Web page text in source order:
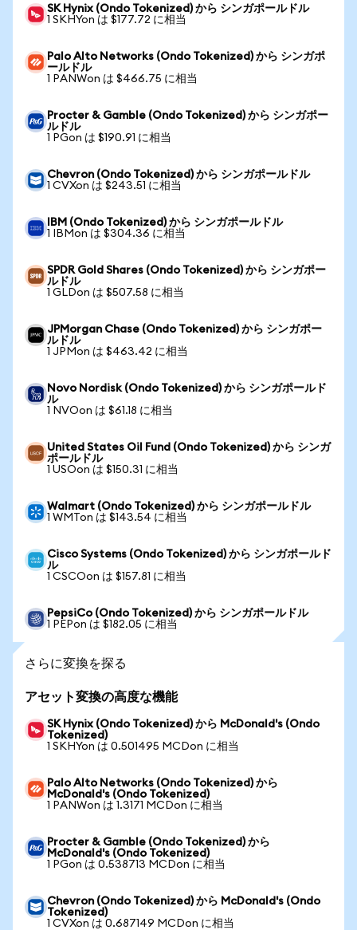
SK Hynix (Ondo Tokenized) から シンガポールドル
1 SKHYon は $177.72 に相当
Palo Alto Networks (Ondo Tokenized) から シンガポ
ールドル
1 PANWon は $466.75 に相当
Procter & Gamble (Ondo Tokenized) から シンガポー
ルドル
1 PGon は $190.91 に相当
Chevron (Ondo Tokenized) から シンガポールドル
1 CVXon は $243.51 に相当
IBM (Ondo Tokenized) から シンガポールドル
1 IBMon は $304.36 に相当
SPDR Gold Shares (Ondo Tokenized) から シンガポー
ルドル
1 GLDon は $507.58 に相当
JPMorgan Chase (Ondo Tokenized) から シンガポー
ルドル
1 JPMon は $463.42 に相当
Novo Nordisk (Ondo Tokenized) から シンガポールド
ル
1 NVOon は $61.18 に相当
United States Oil Fund (Ondo Tokenized) から シンガ
ポールドル
1 USOon は $150.31 に相当
Walmart (Ondo Tokenized) から シンガポールドル
1 WMTon は $143.54 に相当
Cisco Systems (Ondo Tokenized) から シンガポールド
ル
1 CSCOon は $157.81 に相当
PepsiCo (Ondo Tokenized) から シンガポールドル
1 PEPon は $182.05 に相当
さらに変換を探る
アセット変換の高度な機能
SK Hynix (Ondo Tokenized) から McDonald's (Ondo
Tokenized)
1 SKHYon は 0.501495 MCDon に相当
Palo Alto Networks (Ondo Tokenized) から
McDonald's (Ondo Tokenized)
1 PANWon は 1.3171 MCDon に相当
Procter & Gamble (Ondo Tokenized) から
McDonald's (Ondo Tokenized)
1 PGon は 0.538713 MCDon に相当
Chevron (Ondo Tokenized) から McDonald's (Ondo
Tokenized)
1 CVXon は 0.687149 MCDon に相当